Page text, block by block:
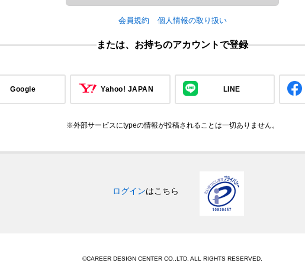
会員規約 個人情報の取り扱い
または、お持ちのアカウントで登録
Google Yahoo! JAPAN LINE
※外部サービスにtypeの情報が投稿されることは一切ありません。
ログインはこちら
©CAREER DESIGN CENTER CO.,LTD. ALL RIGHTS RESERVED.